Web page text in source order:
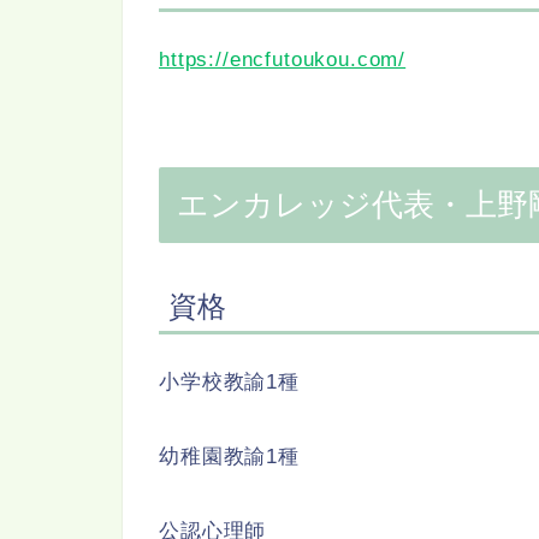
https://encfutoukou.com/
エンカレッジ代表・上野
資格
小学校教諭1種
幼稚園教諭1種
公認心理師